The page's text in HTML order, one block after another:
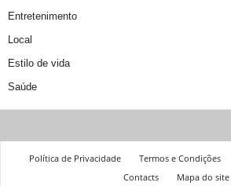
Entretenimento
Local
Estilo de vida
Saúde
Política de Privacidade Termos e Condições
Contacts
Mapa do site